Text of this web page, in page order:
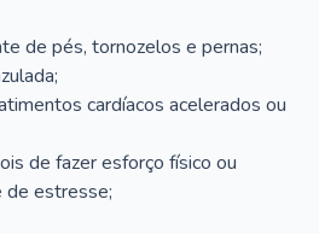
de pés, tornozelos e pernas;
cardíacos acelerados ou
de fazer esforço físico ou
de estresse;